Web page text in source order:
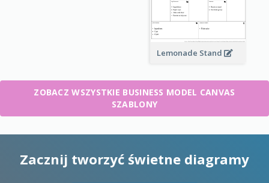
Lemonade Stand
ZOBACZ WSZYSTKIE BUSINESS MODEL CANVAS
SZABLONY
Zacznij tworzyć świetne diagramy